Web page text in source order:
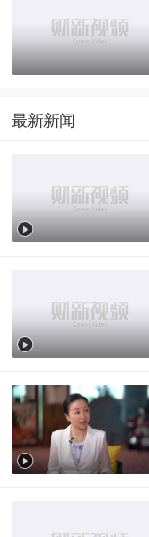
最新新闻